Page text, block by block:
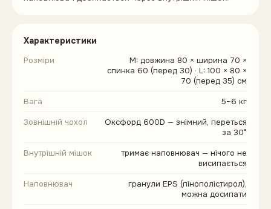
Характеристики
Розміри
M: довжина 80 × ширина 70 ×
спинка 60 (перед 30) · L: 100 × 80 ×
70 (перед 35) см
Вага
5–6 кг
Зовнішній чохол
Оксфорд 600D — знімний, переться
за 30°
Внутрішній мішок
тримає наповнювач — нічого не
висипається
Наповнювач
гранули EPS (пінополістирол),
можна досипати